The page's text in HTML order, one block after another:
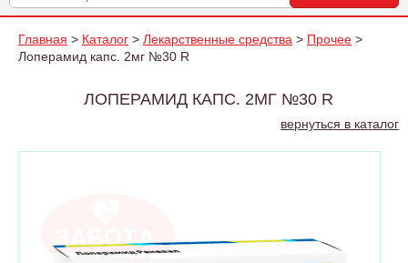
Главная > Каталог > Лекарственные средства > Прочее >
Лоперамид капс. 2мг №30 R
ЛОПЕРАМИД КАПС. 2МГ №30 R
вернуться в каталог